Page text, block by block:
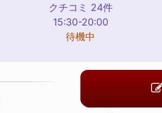
クチコミ 24件
15:30-20:00
待機中